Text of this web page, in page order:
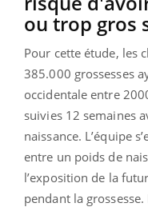
ou trop gros
Pour cette étude, les
385.000 grossesses
occidentale entre
suivies 12 semaines
naissance. L’équipe
entre un poids de
l’exposition de la
pendant la grossesse.